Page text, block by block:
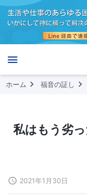
ホーム 福音の証し
私はもう劣
2021年1月30日